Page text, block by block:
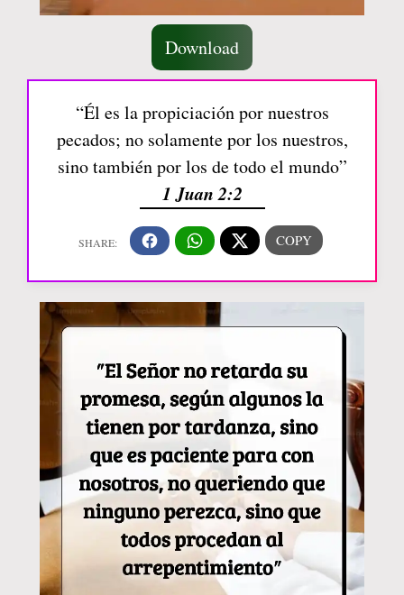
Download
“Él es la propiciación por nuestros
pecados; no solamente por los nuestros,
sino también por los de todo el mundo”
1 Juan 2:2